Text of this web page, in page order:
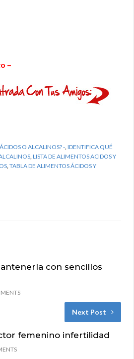
–
O ALCALINOS? -,IDENTIFICA QUÉ
,LISTA DE ALIMENTOS ACIDOS Y
,TABLA DE ALIMENTOS ÁCIDOS Y
con sencillos
Next Post
femenino infertilidad